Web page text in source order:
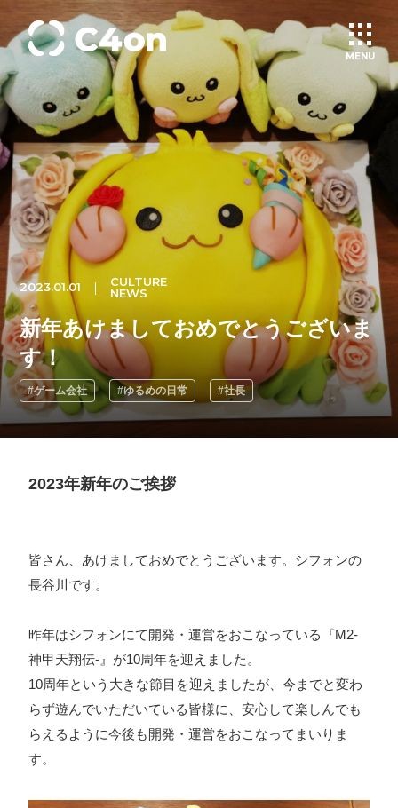
MENU
トップページ
理念
会社情報
事業紹介
文化
採用情報
# TAGs
#22卒 #23卒 #24卒 #24卒・就活
#27卒 #28卒 #2D・3Dデザイナー #M2 #M2神甲天翔
#あいさつ #アンケート #お知らせ
ムドライブ就活ちゃんねる
2023.01.01
CULTURE
NEWS
新年あけましておめでとうございま
す！
#ゲーム会社 #ゆるめの日常 #社長
2023年新年のご挨拶
皆さん、あけましておめでとうございます。シフォンの
長谷川です。
昨年はシフォンにて開発・運営をおこなっている『M2-
神甲天翔伝-』が10周年を迎えました。
10周年という大きな節目を迎えましたが、今までと変わ
らず遊んでいただいている皆様に、安心して楽しんでも
らえるように今後も開発・運営をおこなってまいりま
す。